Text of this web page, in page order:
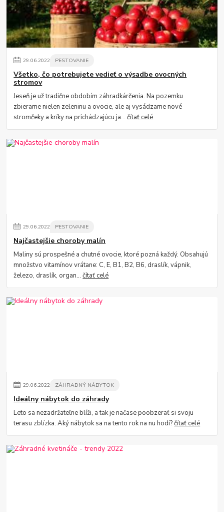
29.06.2022 PESTOVANIE
Všetko, čo potrebujete vedieť o výsadbe ovocných
stromov
Jeseň je už tradične obdobím záhradkárčenia. Na pozemku
zbierame nielen zeleninu a ovocie, ale aj vysádzame nové
stromčeky a kríky na prichádzajúcu ja...čítať celé
29.06.2022 PESTOVANIE
Najčastejšie choroby malín
Maliny sú prospešné a chutné ovocie, ktoré pozná každý. Obsahujú
množstvo vitamínov vrátane: C, E, B1, B2, B6, draslík, vápnik,
železo, draslík, organ...čítať celé
29.06.2022 ZÁHRADNÝ NÁBYTOK
Ideálny nábytok do záhrady
Leto sa nezadržateľne blíži, a tak je načase poobzerať si svoju
terasu zblízka. Aký nábytok sa na tento rok na nu hodí?čítať celé